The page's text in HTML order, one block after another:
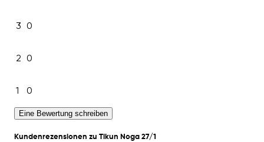
3 0
2 0
1 0
Eine Bewertung schreiben
Kundenrezensionen zu Tikun Noga 27/1